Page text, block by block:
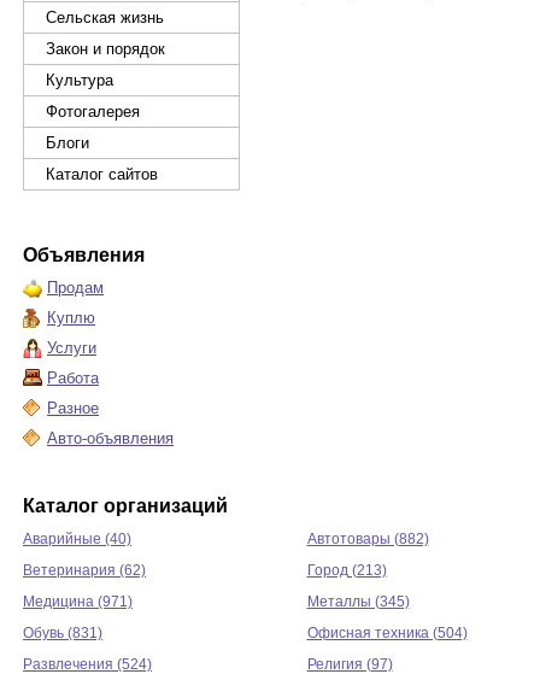
Сельская жизнь
Закон и порядок
Культура
Фотогалерея
Блоги
Каталог сайтов
Объявления
Продам
Куплю
Услуги
Работа
Разное
Авто-объявления
Каталог организаций
Аварийные (40)
Автотовары (882)
Ветеринария (62)
Город (213)
Медицина (971)
Металлы (345)
Обувь (831)
Офисная техника (504)
Развлечения (524)
Религия (97)